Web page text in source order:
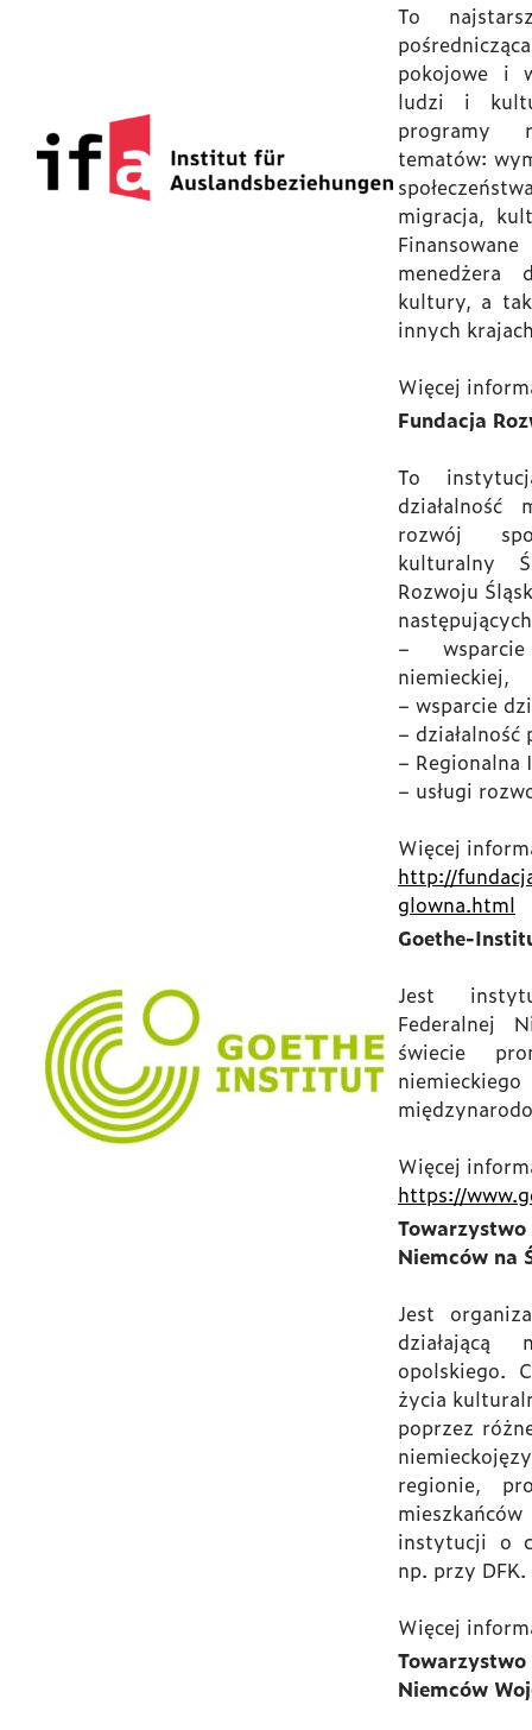
To
pokojowe i
ludzi i
programy
tematów:
migracja,
menedżera
kultury, a
innych
Więcej
Fundacja
To
działalność
rozwój
kulturalny
Rozwoju
–
niemieckiej,
– wsparcie
– działalność
– Regionalna
– usługi
Więcej
http://
glowna.html
Goethe-
Jest
Federalnej
świecie
Więcej
https://
Niemców na
Jest
działającą
opolskiego.
życia
poprzez
regionie,
instytucji o
np. przy DFK.
Więcej
Niemców